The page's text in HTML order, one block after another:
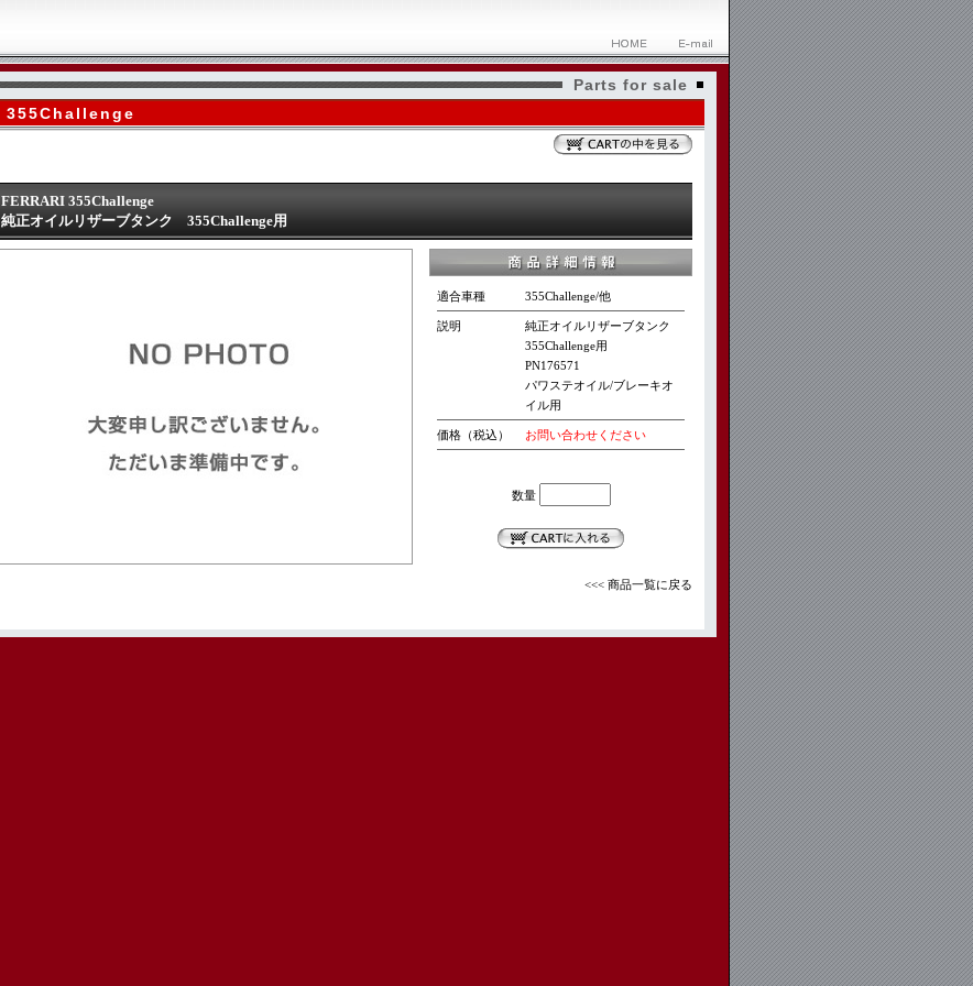
Parts for sale
355Challenge
FERRARI 355Challenge
純正オイルリザーブタンク 355Challenge用
適合車種 355Challenge/他
説明
純正オイルリザーブタンク
355Challenge用
PN176571
パワステオイル/ブレーキオ
イル用
価格（税込） お問い合わせください
数量
<<< 商品一覧に戻る